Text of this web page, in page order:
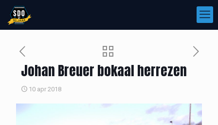
Johan Breuer bokaal herrezen
10 apr 2018